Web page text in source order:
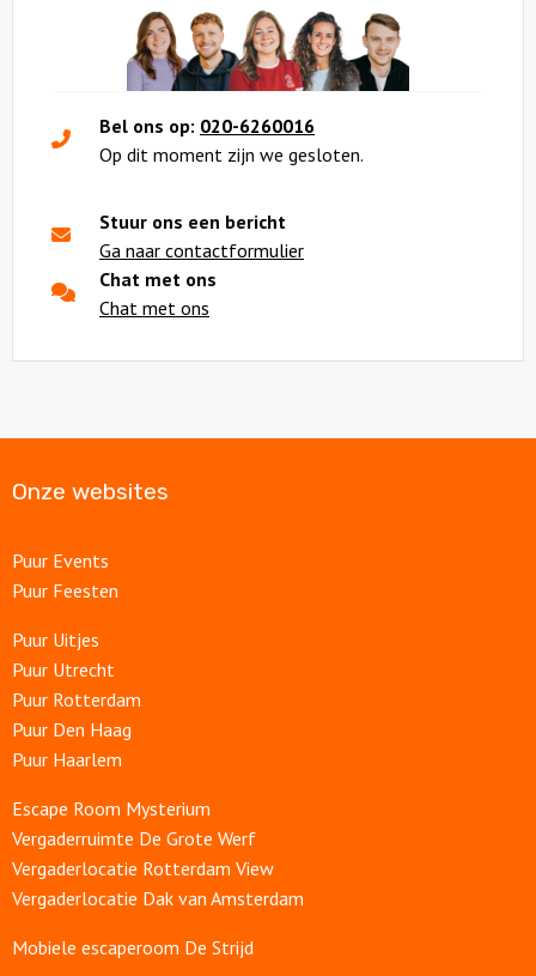
Bel ons op: 020-6260016
Op dit moment zijn we gesloten.
Stuur ons een bericht
Ga naar contactformulier
Chat met ons
Chat met ons
Onze websites
Puur Events
Puur Feesten
Puur Uitjes
Puur Utrecht
Puur Rotterdam
Puur Den Haag
Puur Haarlem
Escape Room Mysterium
Vergaderruimte De Grote Werf
Vergaderlocatie Rotterdam View
Vergaderlocatie Dak van Amsterdam
Mobiele escaperoom De Strijd